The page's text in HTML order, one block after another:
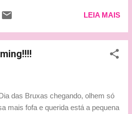
the most of all the potential
LEIA MAIS
das Bruxas chegando, olhem só
mais fofa e querida está a pequena